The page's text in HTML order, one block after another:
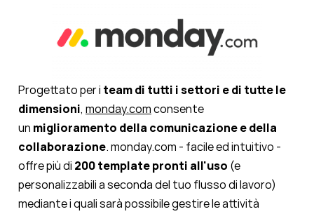
Progettato per i team di tutti i settori e di tutte le
dimensioni, monday.comconsente
un miglioramento della comunicazione e della
collaborazione. monday.com - facile ed intuitivo -
offre più di 200 template pronti all'uso (e
personalizzabili a seconda del tuo flusso di lavoro)
mediante i quali sarà possibile gestire le attività